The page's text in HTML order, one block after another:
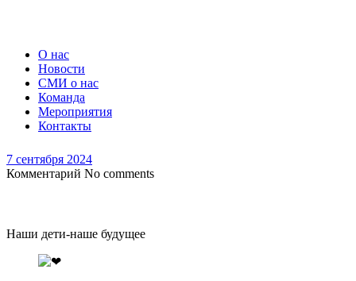
О нас
Новости
СМИ о нас
Команда
Мероприятия
Контакты
7 сентября 2024
Комментарий No comments
Наши дети-наше будущее